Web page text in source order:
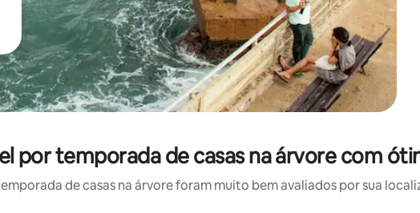
por temporada de casas na árvore com
de casas na árvore foram muito bem avaliados por sua